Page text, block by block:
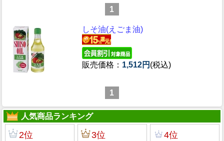
1
しそ油(えごま油)
販売価格： 1,512円 (税込)
1
人気商品ランキング